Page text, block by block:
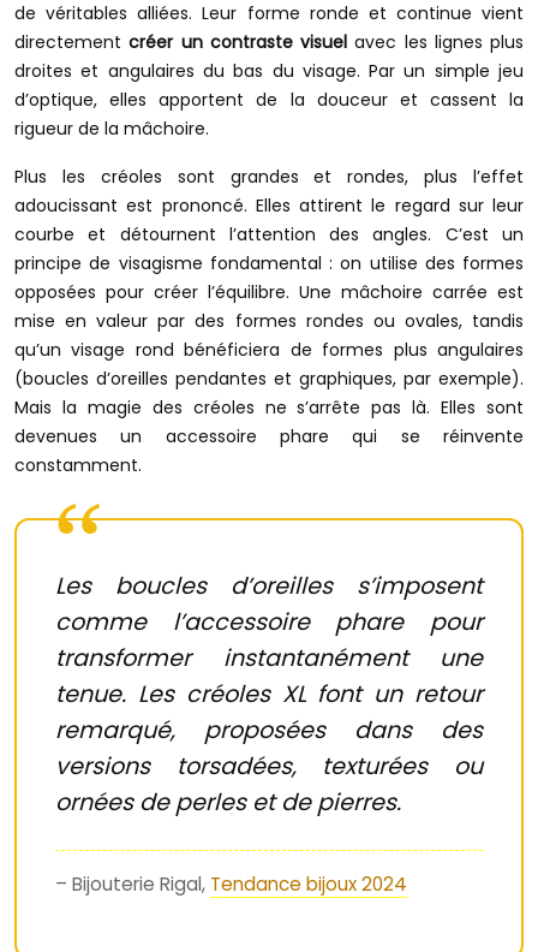
de véritables alliées. Leur forme ronde et continue vient
directementcréer un contraste visuel avec les lignes plus
droites et angulaires du bas du visage. Par un simple jeu
d’optique, elles apportent de la douceur et cassent la
rigueur de la mâchoire.
Plus les créoles sont grandes et rondes, plus l’effet
adoucissant est prononcé. Elles attirent le regard sur leur
courbe et détournent l’attention des angles. C’est un
principe de visagisme fondamental : on utilise des formes
opposées pour créer l’équilibre. Une mâchoire carrée est
mise en valeur par des formes rondes ou ovales, tandis
qu’un visage rond bénéficiera de formes plus angulaires
(boucles d’oreilles pendantes et graphiques, par exemple).
Mais la magie des créoles ne s’arrête pas là. Elles sont
devenues un accessoire phare qui se réinvente
constamment.
Les boucles d’oreilles s’imposent
comme l’accessoire phare pour
transformer instantanément une
tenue. Les créoles XL font un retour
remarqué, proposées dans des
versions torsadées, texturées ou
ornées de perles et de pierres.
– Bijouterie Rigal, Tendance bijoux 2024